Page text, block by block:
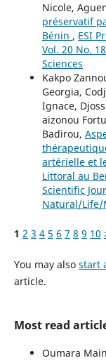
Nicole,
préservatif
Bénin , ESI
Vol. 20 No.
Sciences
Kakpo
Georgia,
Ignace,
aizonou
Badirou,
artérielle et
Littoral au
Scientific
Natural/Life/
1 2 3 4 5 6 7 8 9 10
You may also start
article.
Most read
Oumara